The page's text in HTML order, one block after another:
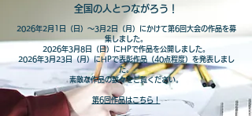
全国の人とつながろう！
​2026年2月1日（日）～3月2日（月）にかけて第6回大会の作品を募
集しました。
2026年3月8日（日）にHPで作品を公開しました。
2026年3月23日（月）にHPで表彰作品（40点程度）を発表しまし
た。
​素敵な作品の数々をご覧ください。
第6回作品はこちら！